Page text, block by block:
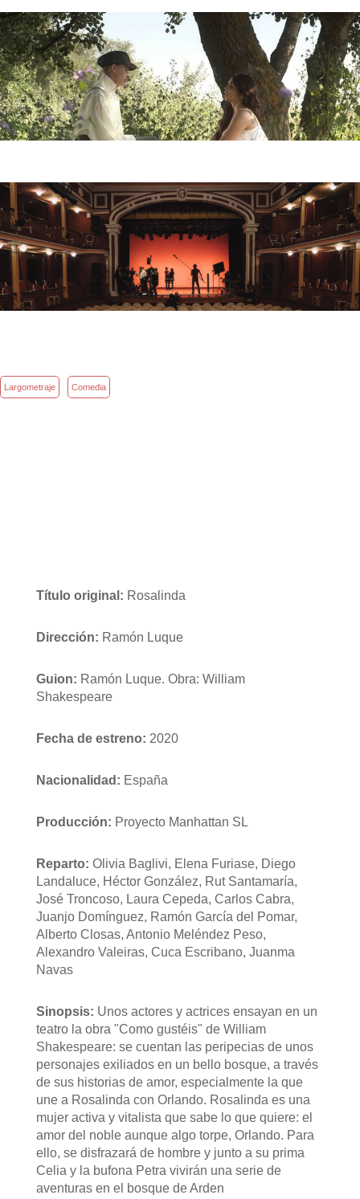
Largometraje Comedia
Título original: Rosalinda
Dirección: Ramón Luque
Guion: Ramón Luque. Obra: William
Shakespeare
Fecha de estreno: 2020
Nacionalidad: España
Producción: Proyecto Manhattan SL
Reparto: Olivia Baglivi, Elena Furiase, Diego
Landaluce, Héctor González, Rut Santamaría,
José Troncoso, Laura Cepeda, Carlos Cabra,
Juanjo Domínguez, Ramón García del Pomar,
Alberto Closas, Antonio Meléndez Peso,
Alexandro Valeiras, Cuca Escribano, Juanma
Navas
Sinopsis: Unos actores y actrices ensayan en un
teatro la obra "Como gustéis" de William
Shakespeare: se cuentan las peripecias de unos
personajes exiliados en un bello bosque, a través
de sus historias de amor, especialmente la que
une a Rosalinda con Orlando. Rosalinda es una
mujer activa y vitalista que sabe lo que quiere: el
amor del noble aunque algo torpe, Orlando. Para
ello, se disfrazará de hombre y junto a su prima
Celia y la bufona Petra vivirán una serie de
aventuras en el bosque de Arden